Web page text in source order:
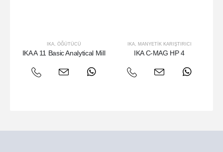
IKA, ÖĞÜTÜCÜ
IKA A 11 Basic Analytical Mill
IKA, MANYETIK KARIŞTIRICI
IKA C-MAG HP 4